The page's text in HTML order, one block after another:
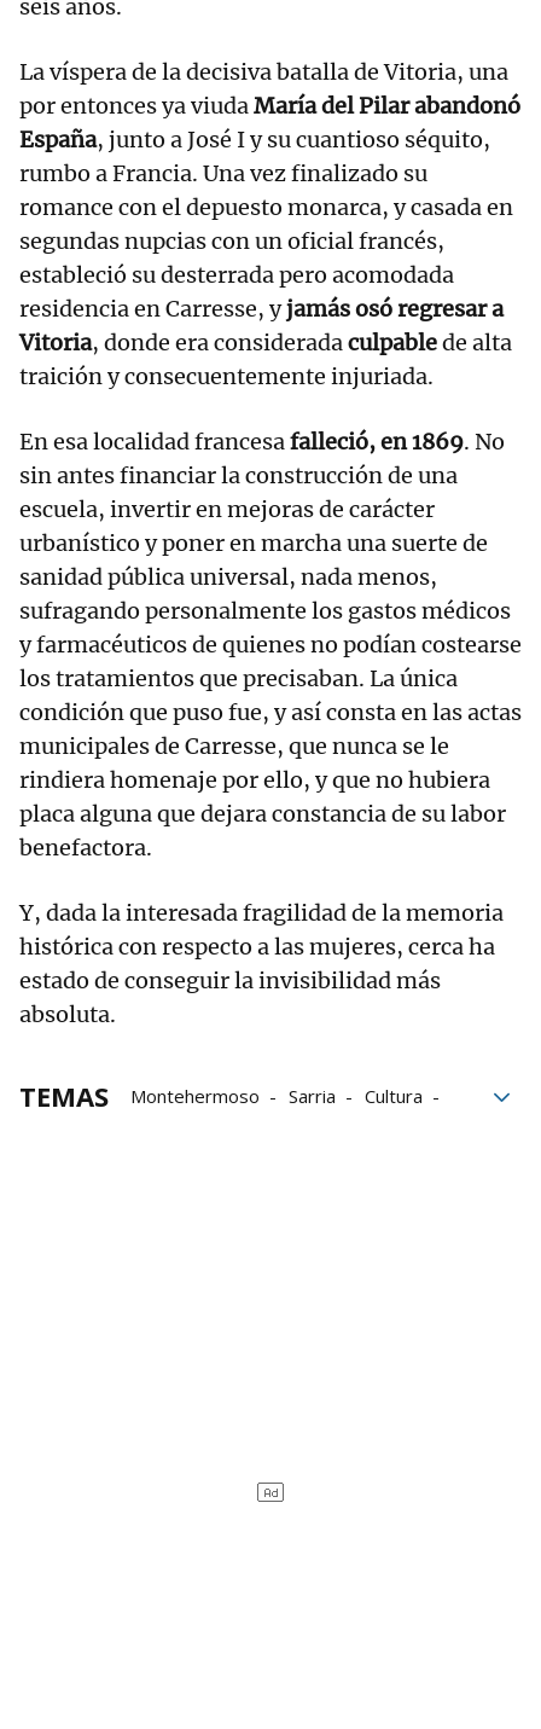
seis años.
La víspera de la decisiva batalla de Vitoria, una
por entonces ya viudaMaría del Pilar abandonó
España, junto a José I y su cuantioso séquito,
rumbo a Francia. Una vez finalizado su
romance con el depuesto monarca, y casada en
segundas nupcias con un oficial francés,
estableció su desterrada pero acomodada
residencia en Carresse, yjamás osó regresar a
Vitoria, donde era consideradaculpablede alta
traición y consecuentemente injuriada.
En esa localidad francesafalleció, en 1869. No
sin antes financiar la construcción de una
escuela, invertir en mejoras de carácter
urbanístico y poner en marcha una suerte de
sanidad pública universal, nada menos,
sufragando personalmente los gastos médicos
y farmacéuticos de quienes no podían costearse
los tratamientos que precisaban. La única
condición que puso fue, y así consta en las actas
municipales de Carresse, que nunca se le
rindiera homenaje por ello, y que no hubiera
placa alguna que dejara constancia de su labor
benefactora.
Y, dada la interesada fragilidad de la memoria
histórica con respecto a las mujeres, cerca ha
estado de conseguir la invisibilidad más
absoluta.
TEMAS Montehermoso Sarria
Cultura